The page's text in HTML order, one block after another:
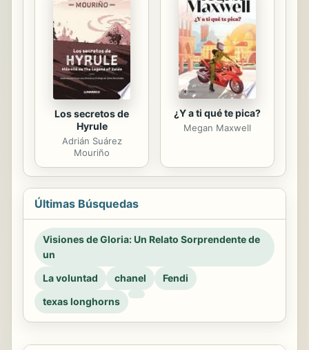
Los secretos de
Hyrule
Adrián Suárez
Mouriño
¿Y a ti qué te pica?
Megan Maxwell
Últimas Búsquedas
Visiones de Gloria: Un Relato Sorprendente de
un
La voluntad
chanel
Fendi
texas longhorns